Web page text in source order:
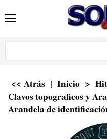
<< Atrás | Inicio >
Clavos topograficos y
Arandela de